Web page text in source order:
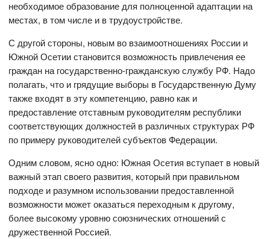
необходимое образование для полноценной адаптации на
местах, в том числе и в трудоустройстве.
С другой стороны, новым во взаимоотношениях России и
Южной Осетии становится возможность привлечения ее
граждан на государственно-гражданскую службу РФ. Надо
полагать, что и грядущие выборы в Государственную Думу
также входят в эту компетенцию, равно как и
предоставление отставным руководителям республики
соответствующих должностей в различных структурах РФ
по примеру руководителей субъектов Федерации.
Одним словом, ясно одно: Южная Осетия вступает в новый
важный этап своего развития, который при правильном
подходе и разумном использовании предоставленной
возможности может оказаться переходным к другому,
более высокому уровню союзнических отношений с
дружественной Россией.